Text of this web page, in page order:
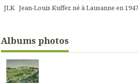
JLK Jean-Louis Kuffer, né à Lausanne en
Albums photos